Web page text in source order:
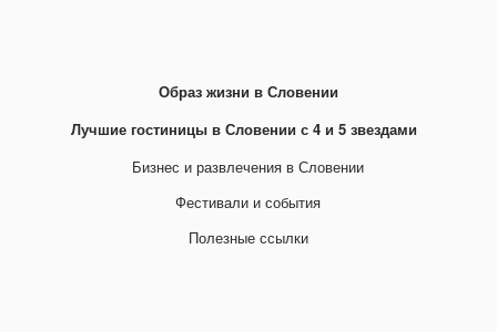
Образ жизни в Словении
Лучшие гостиницы в Словении с 4 и 5 звездами
Бизнес и развлечения в Словении
Фестивали и события
Полезные ссылки